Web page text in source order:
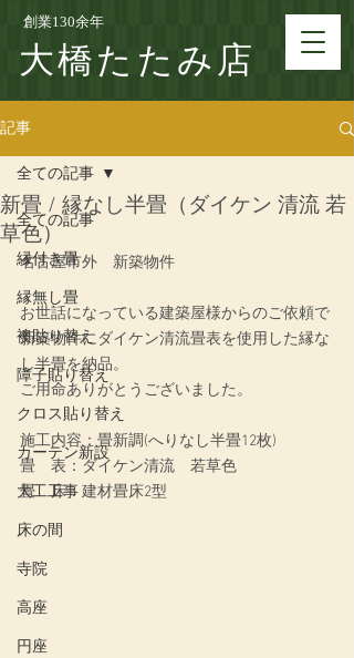
創業130余年
大橋たたみ店
記事
全ての記事
縁付き畳
縁無し畳
襖貼り替え
障子貼り替え
クロス貼り替え
カーテン新設
大工工事
床の間
寺院
高座
円座
全ての記事
新畳 / 縁なし半畳（ダイケン 清流 若
草色）
名古屋市外　新築物件
お世話になっている建築屋様からのご依頼で
新築物件にダイケン清流畳表を使用した縁な
し半畳を納品。
ご用命ありがとうございました。
施工内容：畳新調(へりなし半畳12枚)
畳　表：ダイケン清流　若草色
畳　床：建材畳床2型